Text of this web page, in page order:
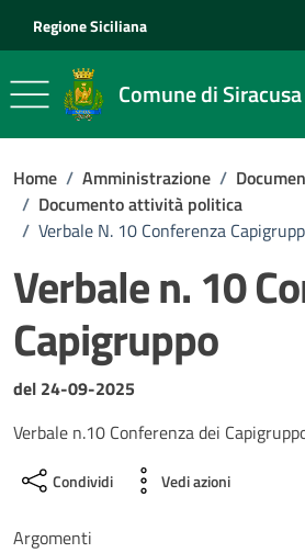
Regione Siciliana
Comune di Siracusa
Home / Amministrazione /
/ Documento attività politica
/ Verbale N. 10 Conferenza
Verbale n. 10
Capigruppo
Dettagli del documento
del 24-09-2025
Verbale n.10 Conferenza dei
Condividi Vedi azioni
Argomenti